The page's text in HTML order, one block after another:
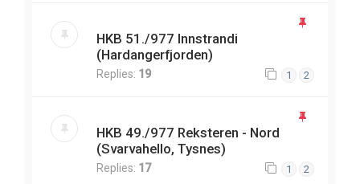
HKB 51./977 Innstrandi
(Hardangerfjorden)
Replies: 19 1 2
HKB 49./977 Reksteren - Nord
(Svarvahello, Tysnes)
Replies: 17 1 2